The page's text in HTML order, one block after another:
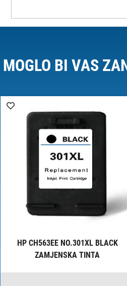
MOGLO BI VAS
HP CH563EE NO.301XL BLACK
ZAMJENSKA TINTA